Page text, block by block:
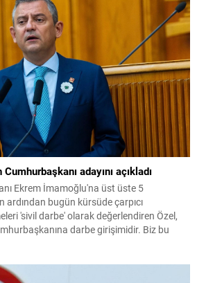
adayını açıkladı
Ekrem İmamoğlu'na üst üste 5
ardından bugün kürsüde çarpıcı
'sivil darbe' olarak değerlendiren Özel,
darbe girişimidir. Biz bu
olmayız! Varsa onların içeriden